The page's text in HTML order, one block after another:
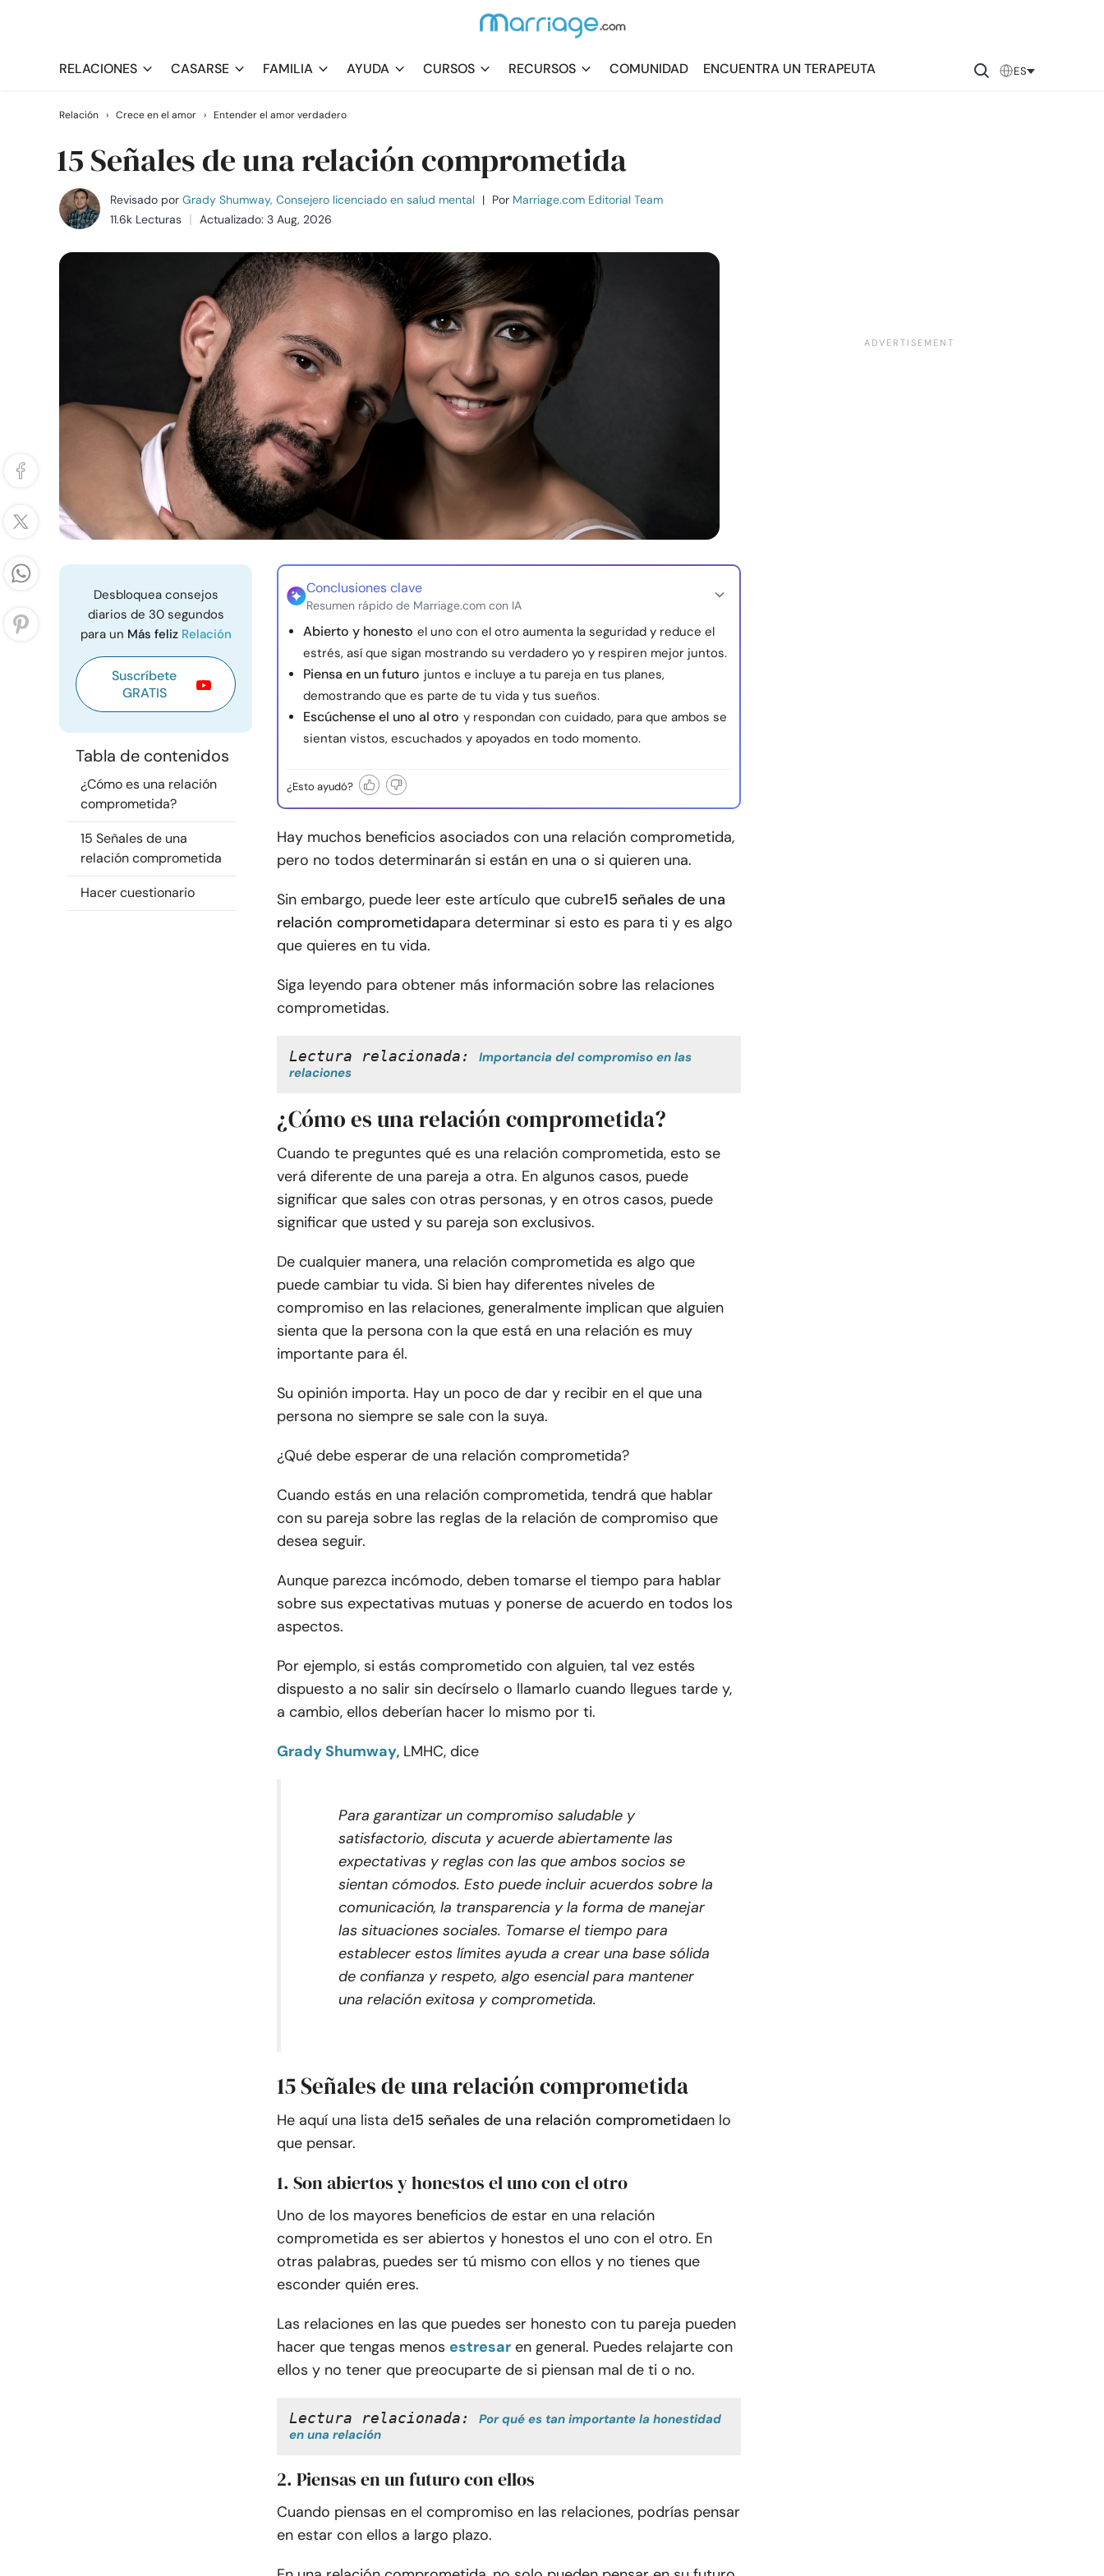
RELACIONES CASARSE FAMILIA AYUDA CURSOS RECURSOS COMUNIDAD ENCUENTRA UN TERAPEUTA ES
Relación › Crece en el amor › Entender el amor verdadero
15 Señales de una relación comprometida
Revisado por Grady Shumway, Consejero licenciado en salud mental | Por Marriage.com Editorial Team
11.6k Lecturas
Actualizado: 3 Aug, 2026
Desbloquea consejos
diarios de 30 segundos
para un Más feliz Relación
Suscríbete
GRATIS
Tabla de contenidos
¿Cómo es una relación
comprometida?
15 Señales de una
relación comprometida
Hacer cuestionario
Conclusiones clave
Resumen rápido de Marriage.com con IA
Abierto y honesto el uno con el otro aumenta la seguridad y reduce el
estrés, así que sigan mostrando su verdadero yo y respiren mejor juntos.
Piensa en un futuro juntos e incluye a tu pareja en tus planes,
demostrando que es parte de tu vida y tus sueños.
Escúchense el uno al otro y respondan con cuidado, para que ambos se
sientan vistos, escuchados y apoyados en todo momento.
¿Esto ayudó?
Hay muchos beneficios asociados con una relación comprometida,
pero no todos determinarán si están en una o si quieren una.
Sin embargo, puede leer este artículo que cubre15 señales de una
relación comprometidapara determinar si esto es para ti y es algo
que quieres en tu vida.
Siga leyendo para obtener más información sobre las relaciones
comprometidas.
Lectura relacionada: Importancia del compromiso en las
relaciones
¿Cómo es una relación comprometida?
Cuando te preguntes qué es una relación comprometida, esto se
verá diferente de una pareja a otra. En algunos casos, puede
significar que sales con otras personas, y en otros casos, puede
significar que usted y su pareja son exclusivos.
De cualquier manera, una relación comprometida es algo que
puede cambiar tu vida. Si bien hay diferentes niveles de
compromiso en las relaciones, generalmente implican que alguien
sienta que la persona con la que está en una relación es muy
importante para él.
Su opinión importa. Hay un poco de dar y recibir en el que una
persona no siempre se sale con la suya.
¿Qué debe esperar de una relación comprometida?
Cuando estás en una relación comprometida, tendrá que hablar
con su pareja sobre las reglas de la relación de compromiso que
desea seguir.
Aunque parezca incómodo, deben tomarse el tiempo para hablar
sobre sus expectativas mutuas y ponerse de acuerdo en todos los
aspectos.
Por ejemplo, si estás comprometido con alguien, tal vez estés
dispuesto a no salir sin decírselo o llamarlo cuando llegues tarde y,
a cambio, ellos deberían hacer lo mismo por ti.
Grady Shumway, LMHC, dice
Para garantizar un compromiso saludable y
satisfactorio, discuta y acuerde abiertamente las
expectativas y reglas con las que ambos socios se
sientan cómodos. Esto puede incluir acuerdos sobre la
comunicación, la transparencia y la forma de manejar
las situaciones sociales. Tomarse el tiempo para
establecer estos límites ayuda a crear una base sólida
de confianza y respeto, algo esencial para mantener
una relación exitosa y comprometida.
15 Señales de una relación comprometida
He aquí una lista de15 señales de una relación comprometidaen lo
que pensar.
1. Son abiertos y honestos el uno con el otro
Uno de los mayores beneficios de estar en una relación
comprometida es ser abiertos y honestos el uno con el otro. En
otras palabras, puedes ser tú mismo con ellos y no tienes que
esconder quién eres.
Las relaciones en las que puedes ser honesto con tu pareja pueden
hacer que tengas menos estresar en general. Puedes relajarte con
ellos y no tener que preocuparte de si piensan mal de ti o no.
Lectura relacionada: Por qué es tan importante la honestidad
en una relación
2. Piensas en un futuro con ellos
Cuando piensas en el compromiso en las relaciones, podrías pensar
en estar con ellos a largo plazo.